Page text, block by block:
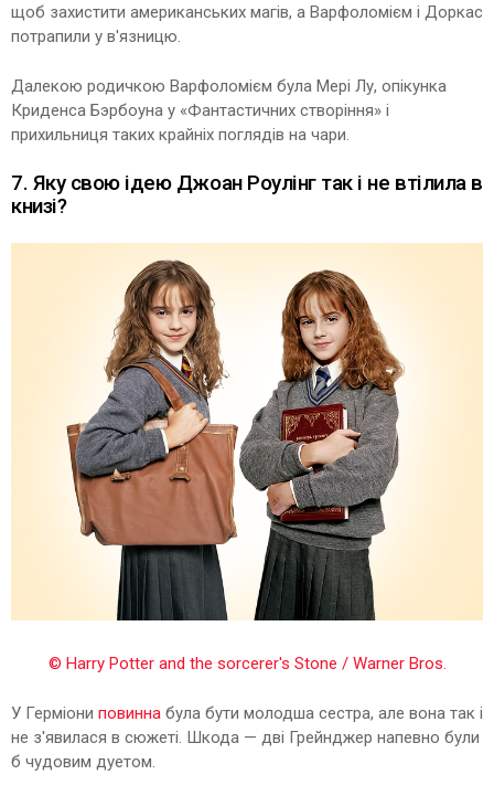
щоб захистити американських магів, а Варфоломієм і Доркас
потрапили у в'язницю.
Далекою родичкою Варфоломієм була Мері Лу, опікунка
Криденса Бэрбоуна у «Фантастичних створіння» і
прихильниця таких крайніх поглядів на чари.
7. Яку свою ідею Джоан Роулінг так і не втілила в
книзі?
© Harry Potter and the sorcerer's Stone / Warner Bros.
У Герміони повинна була бути молодша сестра, але вона так і
не з'явилася в сюжеті. Шкода — дві Грейнджер напевно були
б чудовим дуетом.